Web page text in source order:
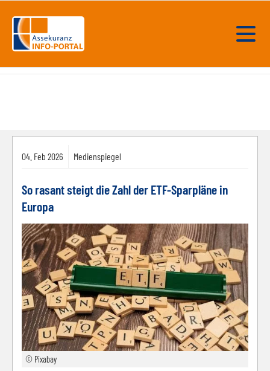
04. Feb 2026 Medienspiegel
So rasant steigt die Zahl der ETF-Sparpläne in
Europa
© Pixabay